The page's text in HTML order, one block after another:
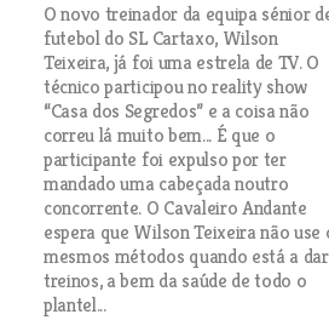
O novo treinador da equipa sénior
futebol do SL Cartaxo, Wilson
Teixeira, já foi uma estrela de TV. O
técnico participou no reality show
“Casa dos Segredos” e a coisa não
correu lá muito bem... É que o
participante foi expulso por ter
mandado uma cabeçada noutro
concorrente. O Cavaleiro Andante
espera que Wilson Teixeira não use
mesmos métodos quando está a dar
treinos, a bem da saúde de todo o
plantel...